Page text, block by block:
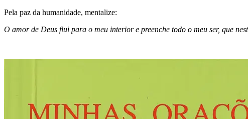
Pela paz da humanidade, mentalize:
O amor de Deus flui para o meu interior e preenche todo o meu ser, que